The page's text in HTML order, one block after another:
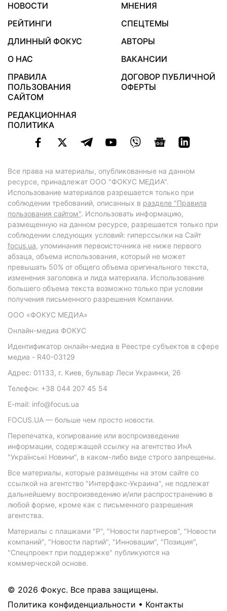
НОВОСТИ
МНЕНИЯ
РЕЙТИНГИ
СПЕЦТЕМЫ
ДЛИННЫЙ ФОКУС
АВТОРЫ
О НАС
ВАКАНСИИ
ПРАВИЛА
ПОЛЬЗОВАНИЯ
САЙТОМ
ДОГОВОР ПУБЛИЧНОЙ
ОФЕРТЫ
РЕДАКЦИОННАЯ
ПОЛИТИКА
Все права на материалы, опубликованные на данном
ресурсе, принадлежат ООО "ФОКУС МЕДИА".
Использование материалов разрешается только при
соблюдении требований, описанных в разделе "Правила
пользования сайтом". Использовать информацию,
размещенную на данном ресурсе, разрешается только при
соблюдении следующих условий: гиперссылки на Сайт
focus.ua, упоминания первоисточника не ниже первого
абзаца, объема использования, который не может
превышать 50% от общего объема оригинального текста,
изменения заголовка и лида материала. Использование
большего объема текста возможно только при условии
получения письменного разрешения Компании.
ООО «ФОКУС МЕДИА»
Онлайн-медиа ФОКУС
Идентификатор онлайн-медиа в Реестре субъектов в сфере
медиа - R40-03129
Адрес: 01133, г. Киев, бульвар Леси Украинки, 26
Телефон: +38 044 207 45 54
E-mail: info@focus.ua
FOCUS.UA — больше чем просто новости.
Перепечатка, копирование или воспроизведение
информации, содержащей ссылку на агентство ИнА
"Українські Новини", в каком-либо виде строго запрещены.
Все материалы, которые размещены на этом сайте со
ссылкой на агентство "Интерфакс-Украина", не подлежат
дальнейшему воспроизведению и/или распространению в
любой форме, кроме как с письменного разрешения
агентства.
Материалы с плашками "Р", "Новости партнеров", "Новости
компаний", "Новости партий", "Инновации", "Позиция",
"Спецпроект при поддержке" публикуются на
коммерческой основе.
© 2026 Фокус. Все права защищены.
Политика конфиденциальности • Контакты